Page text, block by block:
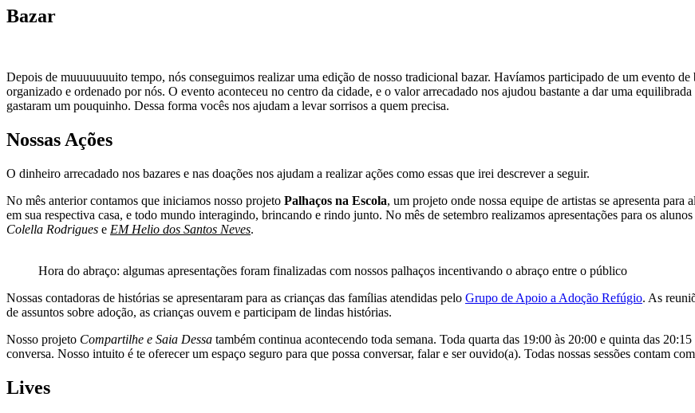
Bazar
Depois de muuuuuuuito tempo, nós conseguimos realizar uma edição de nosso tradicional bazar. Havíamos participado de um evento de
organizado e ordenado por nós. O evento aconteceu no centro da cidade, e o valor arrecadado nos ajudou bastante a dar uma
gastaram um pouquinho. Dessa forma vocês nos ajudam a levar sorrisos a quem precisa.
Nossas Ações
O dinheiro arrecadado nos bazares e nas doações nos ajudam a realizar ações como essas que irei descrever a seguir.
No mês anterior contamos que iniciamos nosso projeto Palhaços na Escola, um projeto onde nossa equipe de artistas se apresenta
em sua respectiva casa, e todo mundo interagindo, brincando e rindo junto. No mês de setembro realizamos apresentações para os alunos
Colella Rodrigues e EM Helio dos Santos Neves.
Hora do abraço: algumas apresentações foram finalizadas com nossos palhaços incentivando o abraço entre o público
Nossas contadoras de histórias se apresentaram para as crianças das famílias atendidas pelo Grupo de Apoio a Adoção Refúgio. As
de assuntos sobre adoção, as crianças ouvem e participam de lindas histórias.
Nosso projeto Compartilhe e Saia Dessa também continua acontecendo toda semana. Toda quarta das 19:00 às 20:00 e quinta das
conversa. Nosso intuito é te oferecer um espaço seguro para que possa conversar, falar e ser ouvido(a). Todas nossas sessões contam
Lives